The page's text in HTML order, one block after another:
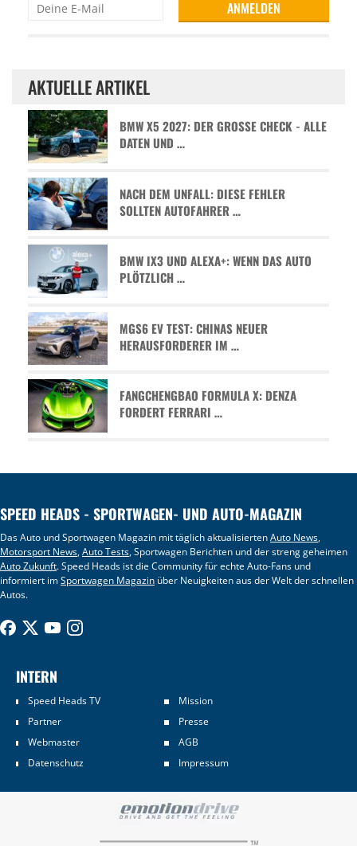
AKTUELLE ARTIKEL
BMW X5 2027: DER GROSSE CHECK - ALLE D
ATEN UND …
NACH DEM UNFALL: DIESE FEHLER
SOLLTEN AUTOFAHRER …
BMW IX3 UND ALEXA+: WENN DAS AUTO
PLÖTZLICH …
MGS6 EV TEST: CHINAS NEUER
HERAUSFORDERER IM …
FANGCHENGBAO FORMULA X: DENZA
FORDERT FERRARI …
SPEED HEADS - SPORTWAGEN- UND AUTO-MAGAZIN
Das Auto und Sportwagen Magazin mit täglich aktualisiertenAuto News,
Motorsport News,Auto Tests, Sportwagen Berichten und der streng geheimen
Auto Zukunft. Speed Heads ist die Community für echte Auto-Fans und
informiert imSportwagen Magazin über Neuigkeiten aus der Welt der schnellen
Autos.
INTERN
Speed Heads TV
Mission
Partner
Presse
Webmaster
AGB
Datenschutz
Impressum